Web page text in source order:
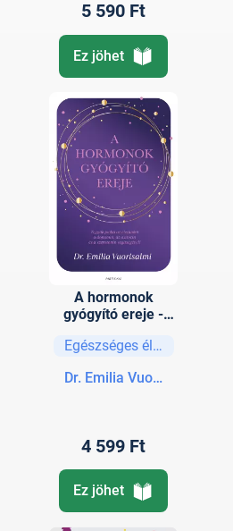
5 590 Ft
Ez jöhet
A hormonok
gyógyító ereje -
életünket a
oxitocin és a
Egészséges életmód
Dr. Emilia Vuorisalmi
4 599 Ft
Ez jöhet